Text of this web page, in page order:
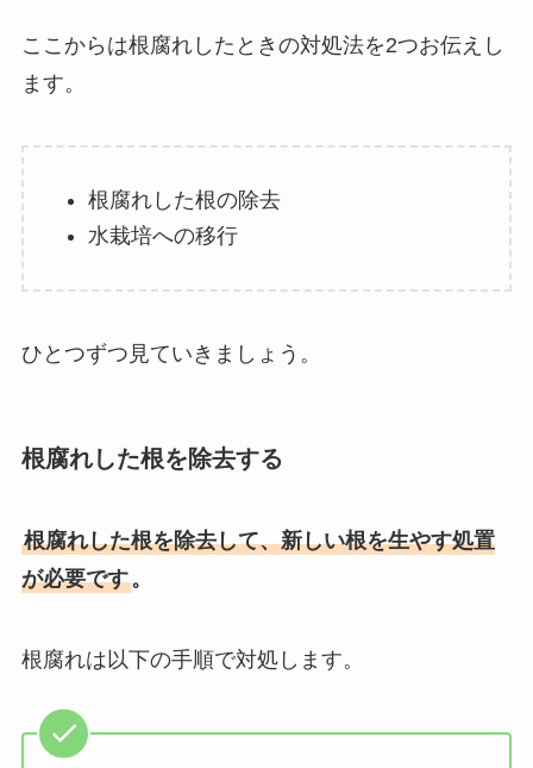
ここからは根腐れしたときの対処法を2つお伝えし
ます。
根腐れした根の除去
水栽培への移行
ひとつずつ見ていきましょう。
根腐れした根を除去する
根腐れした根を除去して、新しい根を生やす処置
が必要です。
根腐れは以下の手順で対処します。